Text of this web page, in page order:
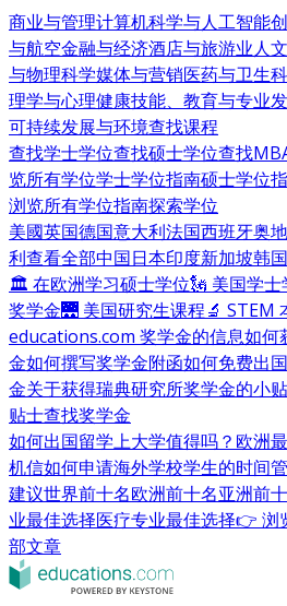
商业与管理计算机科学与人工智能
与航空金融与经济酒店与旅游业人
与物理科学媒体与营销医药与卫生
理学与心理健康技能、教育与专业
可持续发展与环境查找课程
查找学士学位查找硕士学位查找
览所有学位学士学位指南硕士学位
浏览所有学位指南探索学位
美國英国德国意大利法国西班牙奥
利查看全部中国日本印度新加坡韩国
🏛 在欧洲学习硕士学位🗽 美国学士
奖学金🌉 美国研究生课程🔬 STEM
educations.com 奖学金的信息如何
金如何撰写奖学金附函如何免费出
金关于获得瑞典研究所奖学金的小
贴士查找奖学金
如何出国留学上大学值得吗？ 欧洲
机信如何申请海外学校学生的时间
建议世界前十名欧洲前十名亚洲前
业最佳选择医疗专业最佳选择👉 浏
部文章